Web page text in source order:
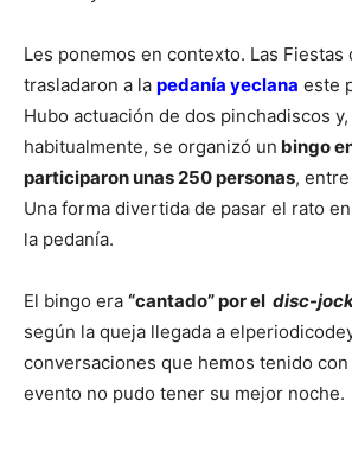
Les ponemos en contexto. Las Fiestas
trasladaron a la pedanía yeclana este
Hubo actuación de dos pinchadiscos
habitualmente, se organizó un bingo
participaron unas 250 personas,
Una forma divertida de pasar el rato
la pedanía.
El bingo era “cantado” por el disc-
según la queja llegada a
conversaciones que hemos tenido
evento no pudo tener su mejor noche.